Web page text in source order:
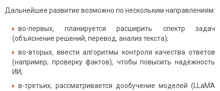
Дальнейшее развитие возможно по нескольким направлениям:
во-первых, планируется расширить спектр задач
(объяснение решений, перевод, анализ текста);
во-вторых, ввести алгоритмы контроля качества ответов
(например, проверку фактов), чтобы повысить надёжность
ИИ;
в-третьих, рассматривается дообучение моделей (LLaMA